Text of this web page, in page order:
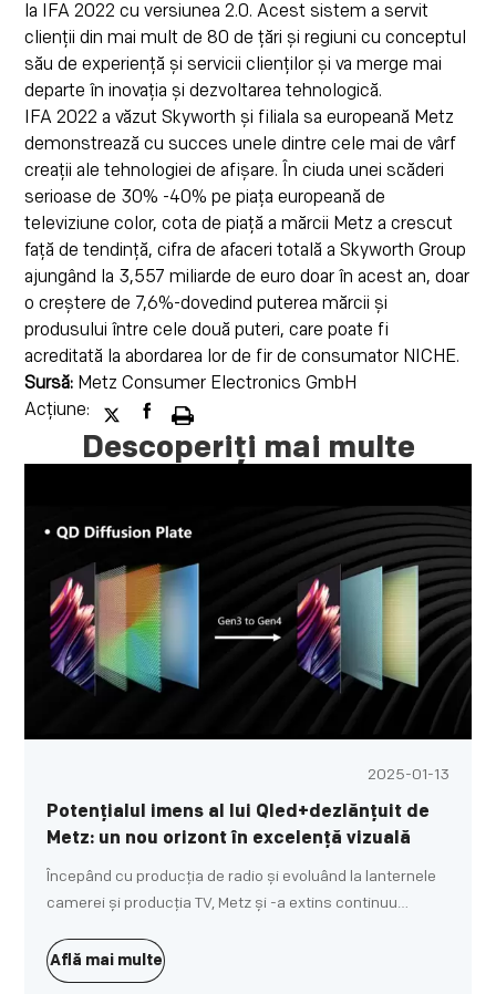
la IFA 2022 cu versiunea 2.0. Acest sistem a servit
clienții din mai mult de 80 de țări și regiuni cu conceptul
său de experiență și servicii clienților și va merge mai
departe în inovația și dezvoltarea tehnologică.
IFA 2022 a văzut Skyworth și filiala sa europeană Metz
demonstrează cu succes unele dintre cele mai de vârf
creații ale tehnologiei de afișare. În ciuda unei scăderi
serioase de 30% -40% pe piața europeană de
televiziune color, cota de piață a mărcii Metz a crescut
față de tendință, cifra de afaceri totală a Skyworth Group
ajungând la 3,557 miliarde de euro doar în acest an, doar
o creștere de 7,6%-dovedind puterea mărcii și
produsului între cele două puteri, care poate fi
acreditată la abordarea lor de fir de consumator NICHE.
Sursă: Metz Consumer Electronics GmbH
Acțiune:
Descoperiți mai multe
2025-01-13
Potențialul imens al lui Qled+dezlănțuit de
Metz: un nou orizont în excelență vizuală
Începând cu producția de radio și evoluând la lanternele
camerei și producția TV, Metz și -a extins continuu
Electronics GmbH a lansat oficial marca Metz Blue și, pe
baza celor 85 de ani de experiență tradițională de
Află mai multe